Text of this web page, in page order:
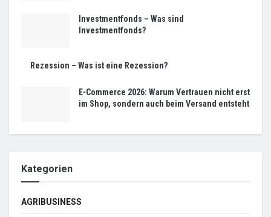
Investmentfonds – Was sind
Investmentfonds?
Rezession – Was ist eine Rezession?
E-Commerce 2026: Warum Vertrauen nicht erst
im Shop, sondern auch beim Versand entsteht
Kategorien
AGRIBUSINESS